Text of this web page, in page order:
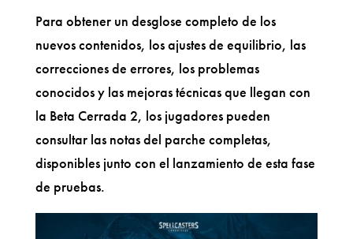
Para obtener un desglose completo de los
nuevos contenidos, los ajustes de equilibrio, las
correcciones de errores, los problemas
conocidos y las mejoras técnicas que llegan con
la Beta Cerrada 2, los jugadores pueden
consultar las notas del parche completas,
disponibles junto con el lanzamiento de esta fase
de pruebas.